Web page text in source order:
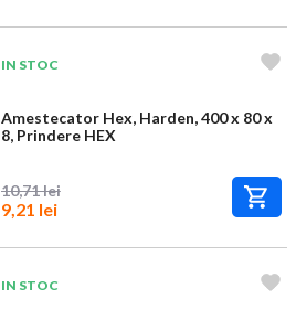
IN STOC
Amestecator Hex, Harden, 400 x 80 x
8, Prindere HEX
10,71 lei
9,21 lei
IN STOC